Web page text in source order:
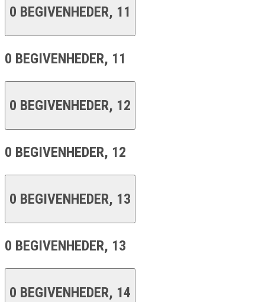
0 BEGIVENHEDER, 11
0 BEGIVENHEDER, 11
0 BEGIVENHEDER, 12
0 BEGIVENHEDER, 12
0 BEGIVENHEDER, 13
0 BEGIVENHEDER, 13
0 BEGIVENHEDER, 14